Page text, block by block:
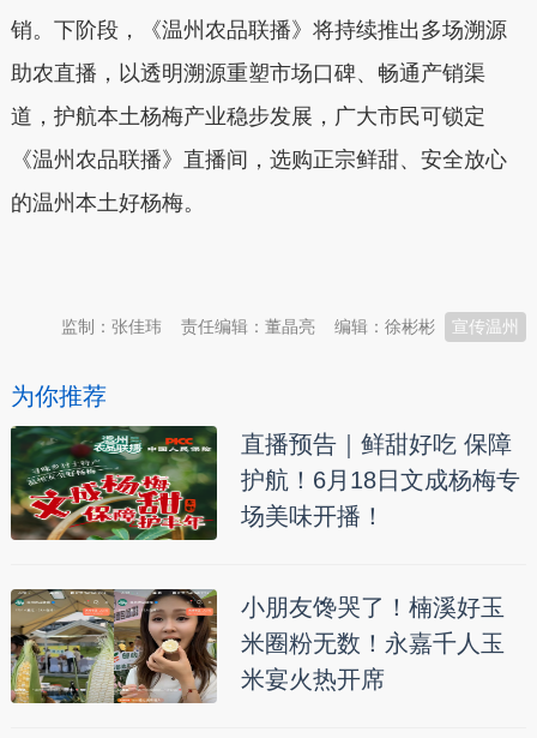
销。下阶段，《温州农品联播》将持续推出多场溯源
助农直播，以透明溯源重塑市场口碑、畅通产销渠
道，护航本土杨梅产业稳步发展，广大市民可锁定
《温州农品联播》直播间，选购正宗鲜甜、安全放心
的温州本土好杨梅。
宣传温州
编辑：徐彬彬
责任编辑：董晶亮
监制：张佳玮
为你推荐
直播预告｜鲜甜好吃 保障
护航！6月18日文成杨梅专
场美味开播！
小朋友馋哭了！楠溪好玉
米圈粉无数！永嘉千人玉
米宴火热开席